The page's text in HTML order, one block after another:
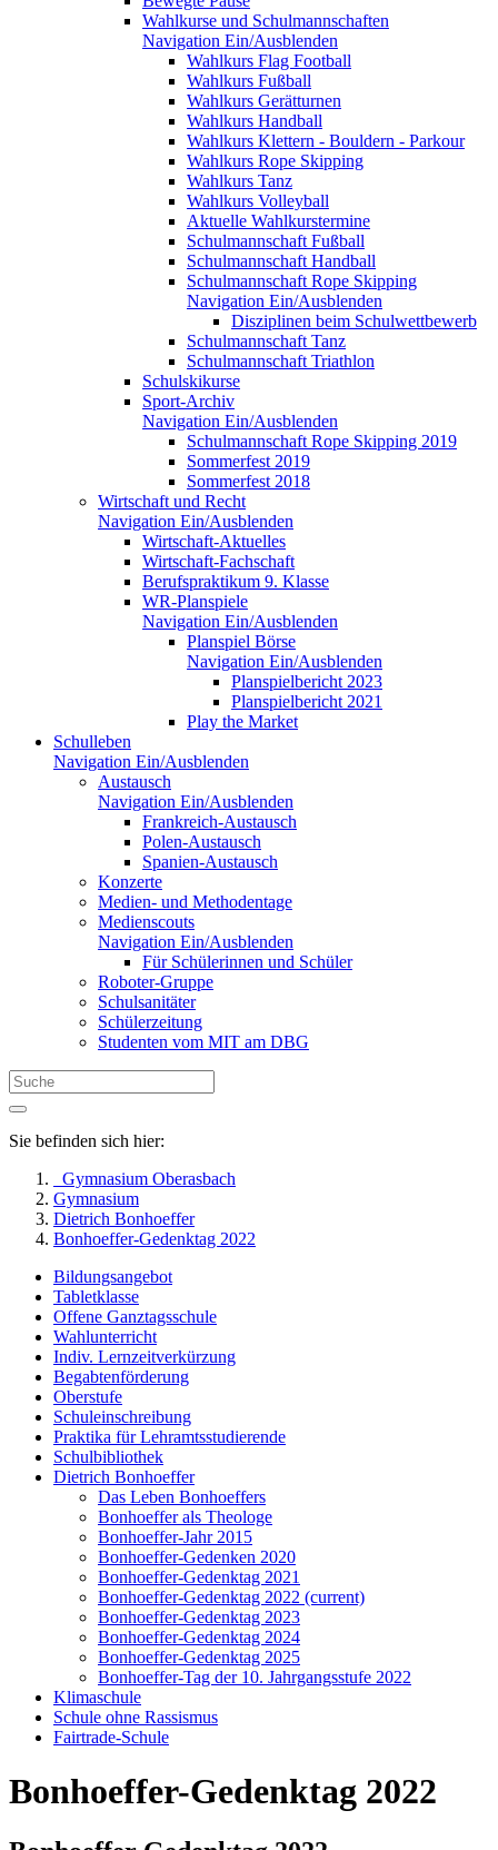
Wahlkurse und Schulmannschaften
Navigation Ein/Ausblenden
Wahlkurs Flag Football
Wahlkurs Fußball
Wahlkurs Gerätturnen
Wahlkurs Handball
Wahlkurs Klettern - Bouldern - Parkour
Wahlkurs Rope Skipping
Wahlkurs Tanz
Wahlkurs Volleyball
Aktuelle Wahlkurstermine
Schulmannschaft Fußball
Schulmannschaft Handball
Schulmannschaft Rope Skipping
Navigation Ein/Ausblenden
Disziplinen beim Schulwettbewerb
Schulmannschaft Tanz
Schulmannschaft Triathlon
Schulskikurse
Sport-Archiv
Navigation Ein/Ausblenden
Schulmannschaft Rope Skipping 2019
Sommerfest 2019
Sommerfest 2018
Wirtschaft und Recht
Navigation Ein/Ausblenden
Wirtschaft-Aktuelles
Wirtschaft-Fachschaft
Berufspraktikum 9. Klasse
WR-Planspiele
Navigation Ein/Ausblenden
Planspiel Börse
Navigation Ein/Ausblenden
Planspielbericht 2023
Planspielbericht 2021
Play the Market
Schulleben
Navigation Ein/Ausblenden
Austausch
Navigation Ein/Ausblenden
Frankreich-Austausch
Polen-Austausch
Spanien-Austausch
Konzerte
Medien- und Methodentage
Medienscouts
Navigation Ein/Ausblenden
Für Schülerinnen und Schüler
Roboter-Gruppe
Schulsanitäter
Schülerzeitung
Studenten vom MIT am DBG
Sie befinden sich hier:
Gymnasium Oberasbach
Gymnasium
Dietrich Bonhoeffer
Bonhoeffer-Gedenktag 2022
Bildungsangebot
Tabletklasse
Offene Ganztagsschule
Wahlunterricht
Indiv. Lernzeitverkürzung
Begabtenförderung
Oberstufe
Schuleinschreibung
Praktika für Lehramtsstudierende
Schulbibliothek
Dietrich Bonhoeffer
Das Leben Bonhoeffers
Bonhoeffer als Theologe
Bonhoeffer-Jahr 2015
Bonhoeffer-Gedenken 2020
Bonhoeffer-Gedenktag 2021
Bonhoeffer-Gedenktag 2022 (current)
Bonhoeffer-Gedenktag 2023
Bonhoeffer-Gedenktag 2024
Bonhoeffer-Gedenktag 2025
Bonhoeffer-Tag der 10. Jahrgangsstufe 2022
Klimaschule
Schule ohne Rassismus
Fairtrade-Schule
Bonhoeffer-Gedenktag 2022